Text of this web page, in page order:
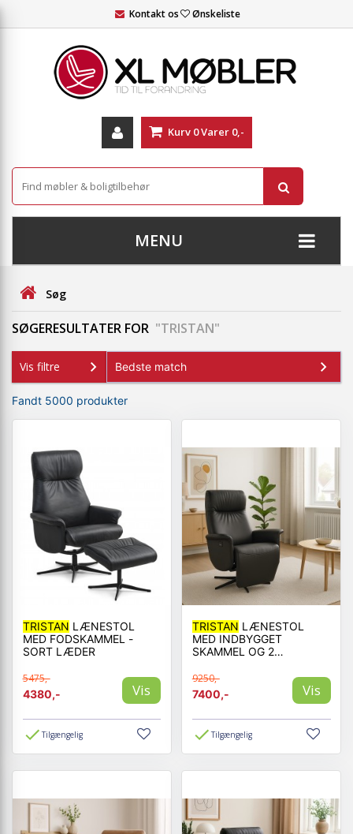
Kontakt os Ønskeliste
Kurv 0Varer 0,-
MENU
+
STUE
+
SOVEVÆRELSE
KONTORMØBLER
+
TÆPPER
+
LAMPER
ENTREMØBLER
+
HAVEMØBLER
Søg
SØGERESULTATER FOR "TRISTAN"
Vis filtre
Fandt 5000 produkter
TRISTAN LÆNESTOL
MED FODSKAMMEL -
SORT LÆDER
5475,-
4380,-
Vis
Tilgængelig
TRISTAN LÆNESTOL
MED INDBYGGET
SKAMMEL OG 2
9250,-
7400,-
Vis
Tilgængelig